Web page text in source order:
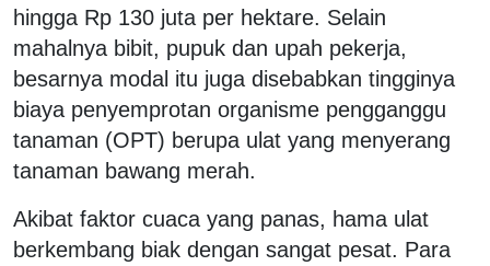
hingga Rp 130 juta per hektare. Selain
mahalnya bibit, pupuk dan upah pekerja,
besarnya modal itu juga disebabkan tingginya
biaya penyemprotan organisme pengganggu
tanaman (OPT) berupa ulat yang menyerang
tanaman bawang merah.
Akibat faktor cuaca yang panas, hama ulat
berkembang biak dengan sangat pesat. Para